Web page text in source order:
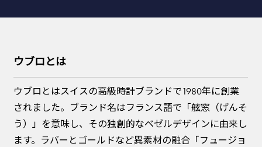
ウブロとは
ウブロとはスイスの高級時計ブランドで1980年に創業
されました。ブランド名はフランス語で「舷窓（げんそ
う）」を意味し、その独創的なベゼルデザインに由来し
ます。ラバーとゴールドなど異素材の融合「フュージョ